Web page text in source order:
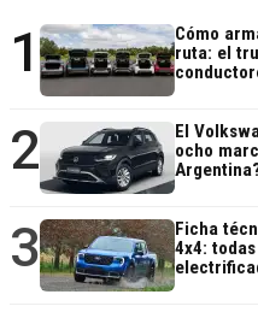
1
Cómo
ruta: el
2
El
ocho
3
Ficha
4x4: